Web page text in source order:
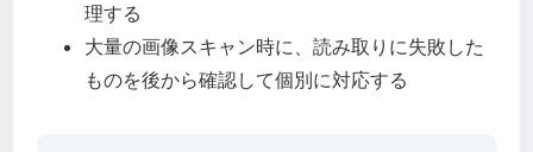
理する
大量の画像スキャン時に、読み取りに失敗した
ものを後から確認して個別に対応する